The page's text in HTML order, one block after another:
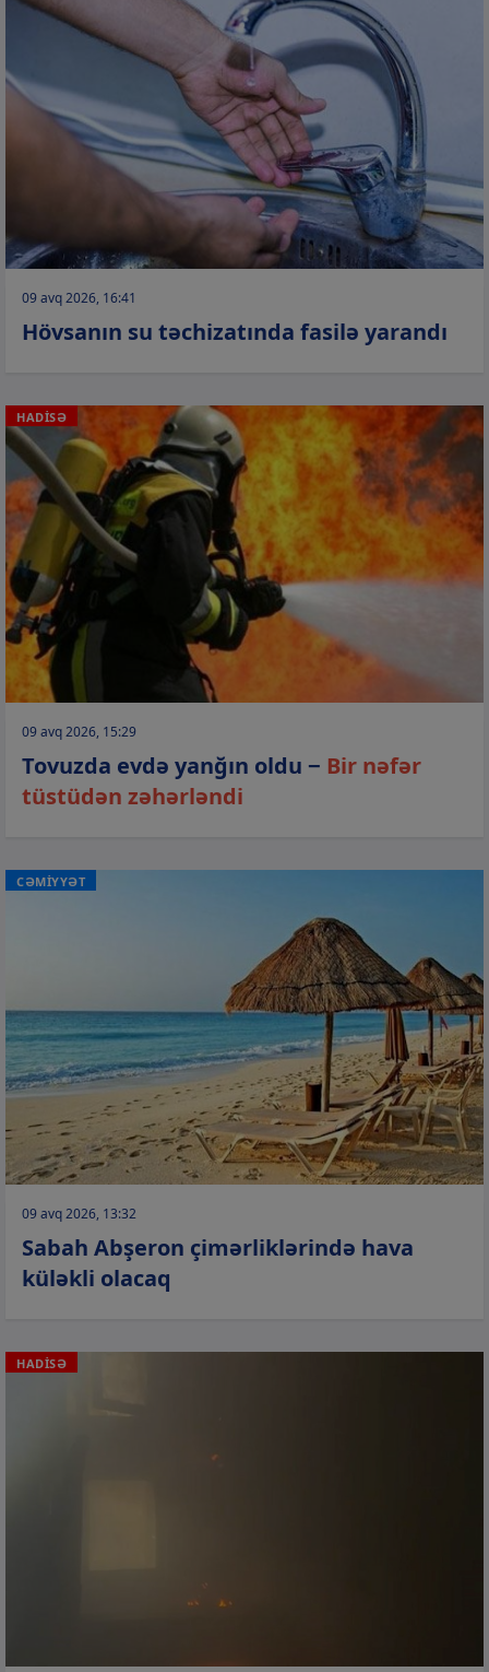
09 avq 2026, 16:41
Hövsanın su təchizatında fasilə yarandı
HADİSƏ
09 avq 2026, 15:29
Tovuzda evdə yanğın oldu − Bir nəfər
tüstüdən zəhərləndi
CƏMİYYƏT
09 avq 2026, 13:32
Sabah Abşeron çimərliklərində hava
küləkli olacaq
HADİSƏ